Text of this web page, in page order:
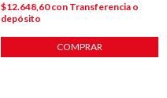
$12.648,60con Transferencia o
depósito
COMPRAR